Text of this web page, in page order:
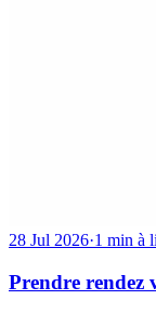
28 Jul 2026·1 min à
Prendre rendez